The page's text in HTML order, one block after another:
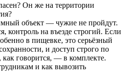
Он же на территории
объект — чужие не пройдут.
контроль на въезде строгий. Если
в пищевке, это серьёзный
и доступ строго по
говорится, — в комплекте.
и как вывозить